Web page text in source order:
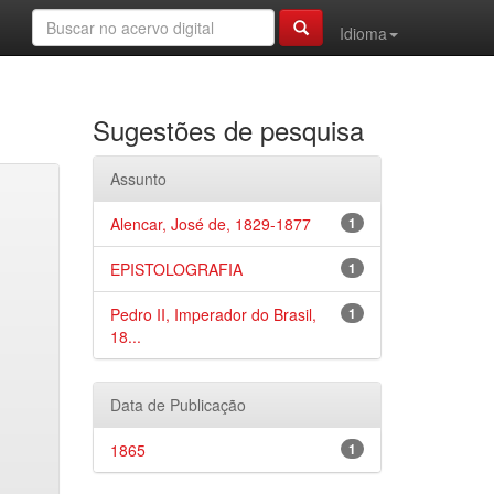
Idioma
Sugestões de pesquisa
Assunto
1
Alencar, José de, 1829-1877
1
EPISTOLOGRAFIA
1
Pedro II, Imperador do Brasil,
18...
Data de Publicação
1
1865